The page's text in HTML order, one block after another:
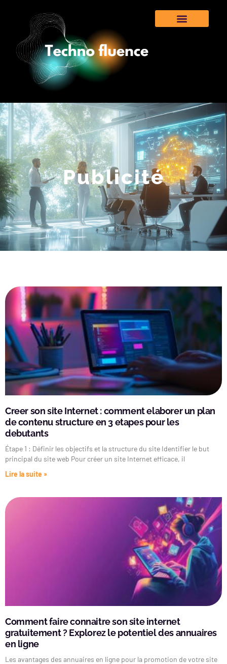
Publicité
Creer son site Internet : comment elaborer un plan
de contenu structure en 3 etapes pour les
debutants
Étape 1 : Définir les objectifs et la structure du site Identifier le but
principal du site web Pour créer un site Internet efficace, il
Lire la suite »
Comment faire connaitre son site internet
gratuitement ? Explorez le potentiel des annuaires
en ligne
Les avantages des annuaires en ligne pour la promotion de votre site